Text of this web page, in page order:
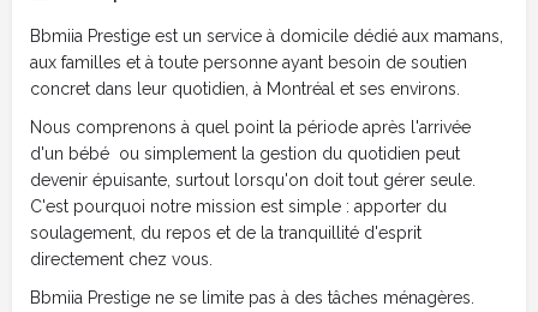
Bbmiia Prestige est un service à domicile dédié aux mamans,
aux familles et à toute personne ayant besoin de soutien
concret dans leur quotidien, à Montréal et ses environs.
Nous comprenons à quel point la période après l'arrivée
d'un bébé ou simplement la gestion du quotidien peut
devenir épuisante, surtout lorsqu'on doit tout gérer seule.
C'est pourquoi notre mission est simple : apporter du
soulagement, du repos et de la tranquillité d'esprit
directement chez vous.
Bbmiia Prestige ne se limite pas à des tâches ménagères.